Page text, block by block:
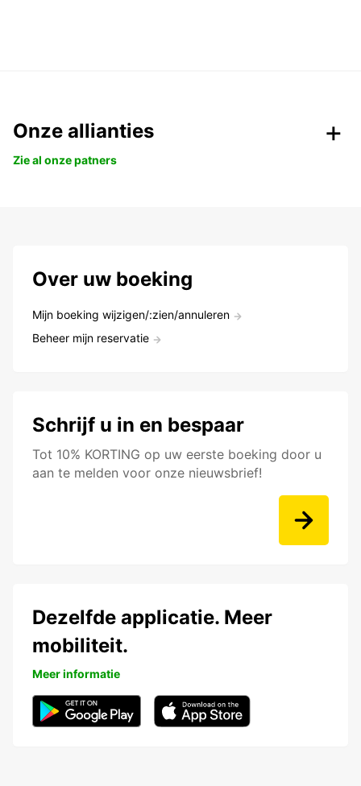
Onze allianties
Zie al onze patners
Over uw boeking
Mijn boeking wijzigen/:zien/annuleren
Beheer mijn reservatie
Schrijf u in en bespaar
Tot 10% KORTING op uw eerste boeking door u
aan te melden voor onze nieuwsbrief!
Dezelfde applicatie. Meer
mobiliteit.
Meer informatie